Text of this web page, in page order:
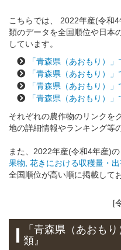
こちらでは、 2022年産(令和
類のデータを全国順位や日本
しています。
「青森県（あおもり）
「青森県（あおもり）
「青森県（あおもり）
「青森県（あおもり）
それぞれの農作物のリンクを
地の詳細情報やランキング等
また、2022年産(令和4年産)の
果物, 花きにおける収穫量・
全国順位が高い順に掲載して
[
「青森県（あおも
類』